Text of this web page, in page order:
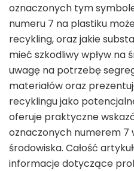
oznaczonych tym
numeru 7 na plastiku
recykling, oraz jakie
mieć szkodliwy wpływ na
uwagę na potrzebę
materiałów oraz
recyklingu jako
oferuje praktyczne
oznaczonych numerem 7
środowiska. Całość
informacje dotyczące